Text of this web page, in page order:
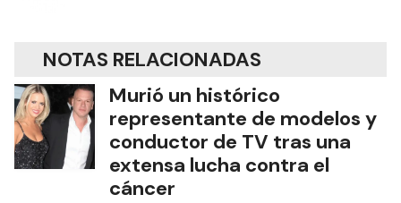
NOTAS RELACIONADAS
Murió un histórico
representante de modelos y
conductor de TV tras una
extensa lucha contra el
cáncer